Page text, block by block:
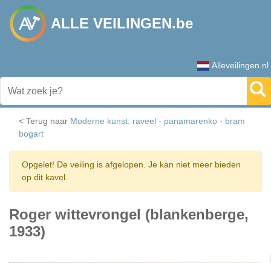
ALLE VEILINGEN.be
Alleveilingen.nl
< Terug naar Moderne kunst: raveel - panamarenko - bram
bogart
Opgelet! De veiling is afgelopen. Je kan niet meer bieden
op dit kavel.
Roger wittevrongel (blankenberge,
1933)